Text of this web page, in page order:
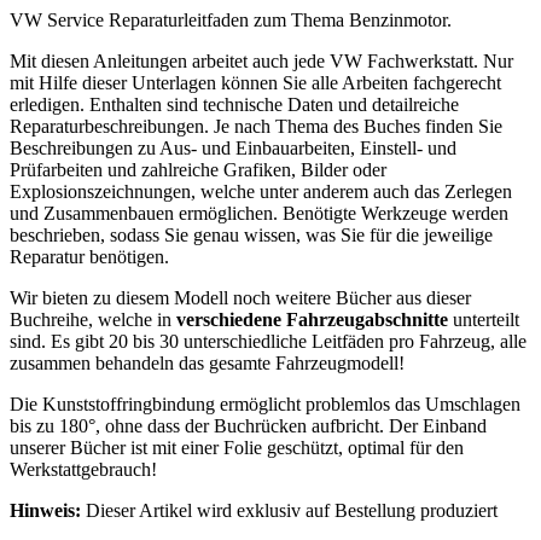
VW Service Reparaturleitfaden zum Thema Benzinmotor.
Mit diesen Anleitungen arbeitet auch jede VW Fachwerkstatt. Nur
mit Hilfe dieser Unterlagen können Sie alle Arbeiten fachgerecht
erledigen. Enthalten sind technische Daten und detailreiche
Reparaturbeschreibungen. Je nach Thema des Buches finden Sie
Beschreibungen zu Aus- und Einbauarbeiten, Einstell- und
Prüfarbeiten und zahlreiche Grafiken, Bilder oder
Explosionszeichnungen, welche unter anderem auch das Zerlegen
und Zusammenbauen ermöglichen. Benötigte Werkzeuge werden
beschrieben, sodass Sie genau wissen, was Sie für die jeweilige
Reparatur benötigen.
Wir bieten zu diesem Modell noch weitere Bücher aus dieser
Buchreihe, welche in verschiedene Fahrzeugabschnitte unterteilt
sind. Es gibt 20 bis 30 unterschiedliche Leitfäden pro Fahrzeug, alle
zusammen behandeln das gesamte Fahrzeugmodell!
Die Kunststoffringbindung ermöglicht problemlos das Umschlagen
bis zu 180°, ohne dass der Buchrücken aufbricht. Der Einband
unserer Bücher ist mit einer Folie geschützt, optimal für den
Werkstattgebrauch!
Hinweis: Dieser Artikel wird exklusiv auf Bestellung produziert